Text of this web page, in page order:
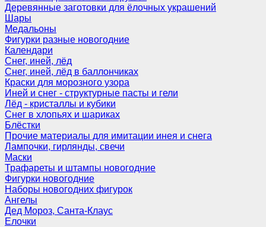
Деревянные заготовки для ёлочных украшений
Шары
Медальоны
Фигурки разные новогодние
Календари
Снег, иней, лёд
Снег, иней, лёд в баллончиках
Краски для морозного узора
Иней и снег - структурные пасты и гели
Лёд - кристаллы и кубики
Снег в хлопьях и шариках
Блёстки
Прочие материалы для имитации инея и снега
Лампочки, гирлянды, свечи
Маски
Трафареты и штампы новогодние
Фигурки новогодние
Наборы новогодних фигурок
Ангелы
Дед Мороз, Санта-Клаус
Елочки